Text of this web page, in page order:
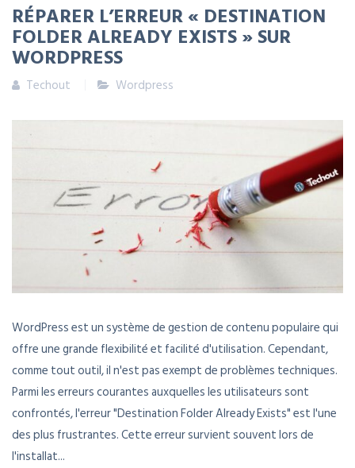
RÉPARER L’ERREUR « DESTINATION
FOLDER ALREADY EXISTS » SUR
WORDPRESS
Techout Wordpress
WordPress est un système de gestion de contenu populaire qui
offre une grande flexibilité et facilité d'utilisation. Cependant,
comme tout outil, il n'est pas exempt de problèmes techniques.
Parmi les erreurs courantes auxquelles les utilisateurs sont
confrontés, l'erreur "Destination Folder Already Exists" est l'une
des plus frustrantes. Cette erreur survient souvent lors de
l'installat...